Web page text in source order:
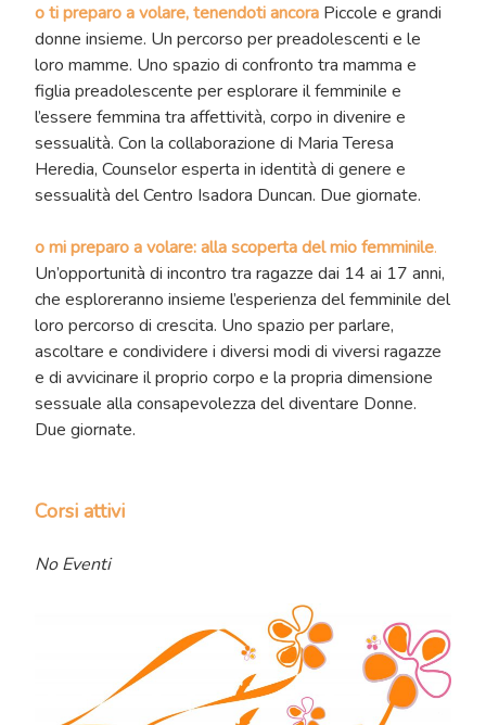
o ti preparo a volare, tenendoti ancora Piccole e grandi
donne insieme. Un percorso per preadolescenti e le
loro mamme. Uno spazio di confronto tra mamma e
figlia preadolescente per esplorare il femminile e
l’essere femmina tra affettività, corpo in divenire e
sessualità. Con la collaborazione di Maria Teresa
Heredia, Counselor esperta in identità di genere e
sessualità del Centro Isadora Duncan. Due giornate.
o mi preparo a volare: alla scoperta del mio femminile.
Un’opportunità di incontro tra ragazze dai 14 ai 17 anni,
che esploreranno insieme l’esperienza del femminile del
loro percorso di crescita. Uno spazio per parlare,
ascoltare e condividere i diversi modi di viversi ragazze
e di avvicinare il proprio corpo e la propria dimensione
sessuale alla consapevolezza del diventare Donne.
Due giornate.
Corsi attivi
No Eventi